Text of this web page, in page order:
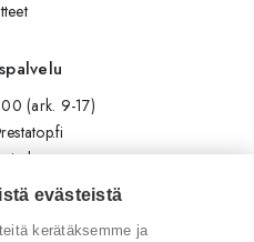
(ark. 9-17)
viestievästeistä
kerätäksemme ja